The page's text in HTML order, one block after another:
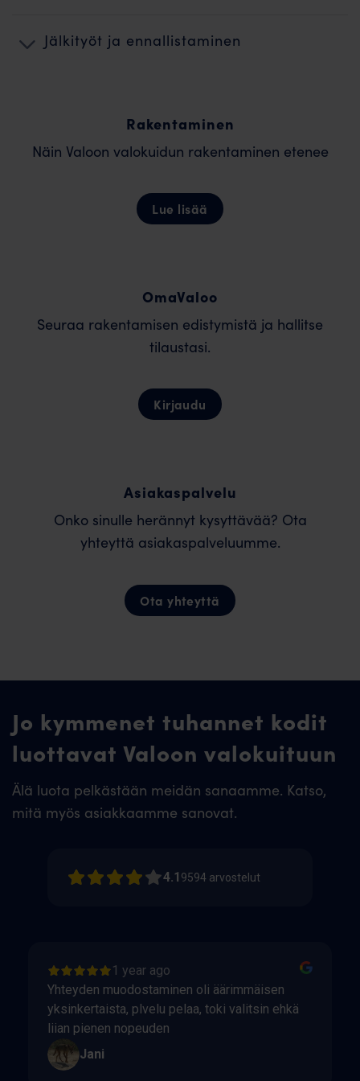
Jälkityöt ja ennallistaminen
Rakentaminen
Näin Valoon valokuidun rakentaminen etenee
Lue lisää
OmaValoo
Seuraa rakentamisen edistymistä ja hallitse
tilaustasi.
Kirjaudu
Asiakaspalvelu
Onko sinulle herännyt kysyttävää? Ota
yhteyttä asiakaspalveluumme.
Ota yhteyttä
Jo kymmenet tuhannet kodit
luottavat Valoon valokuituun
Älä luota pelkästään meidän sanaamme. Katso,
mitä myös asiakkaamme sanovat.
4.1 9594 arvostelut
1 year ago
Yhteyden muodostaminen oli äärimmäisen
yksinkertaista, plvelu pelaa, toki valitsin ehkä
liian pienen nopeuden
Jani